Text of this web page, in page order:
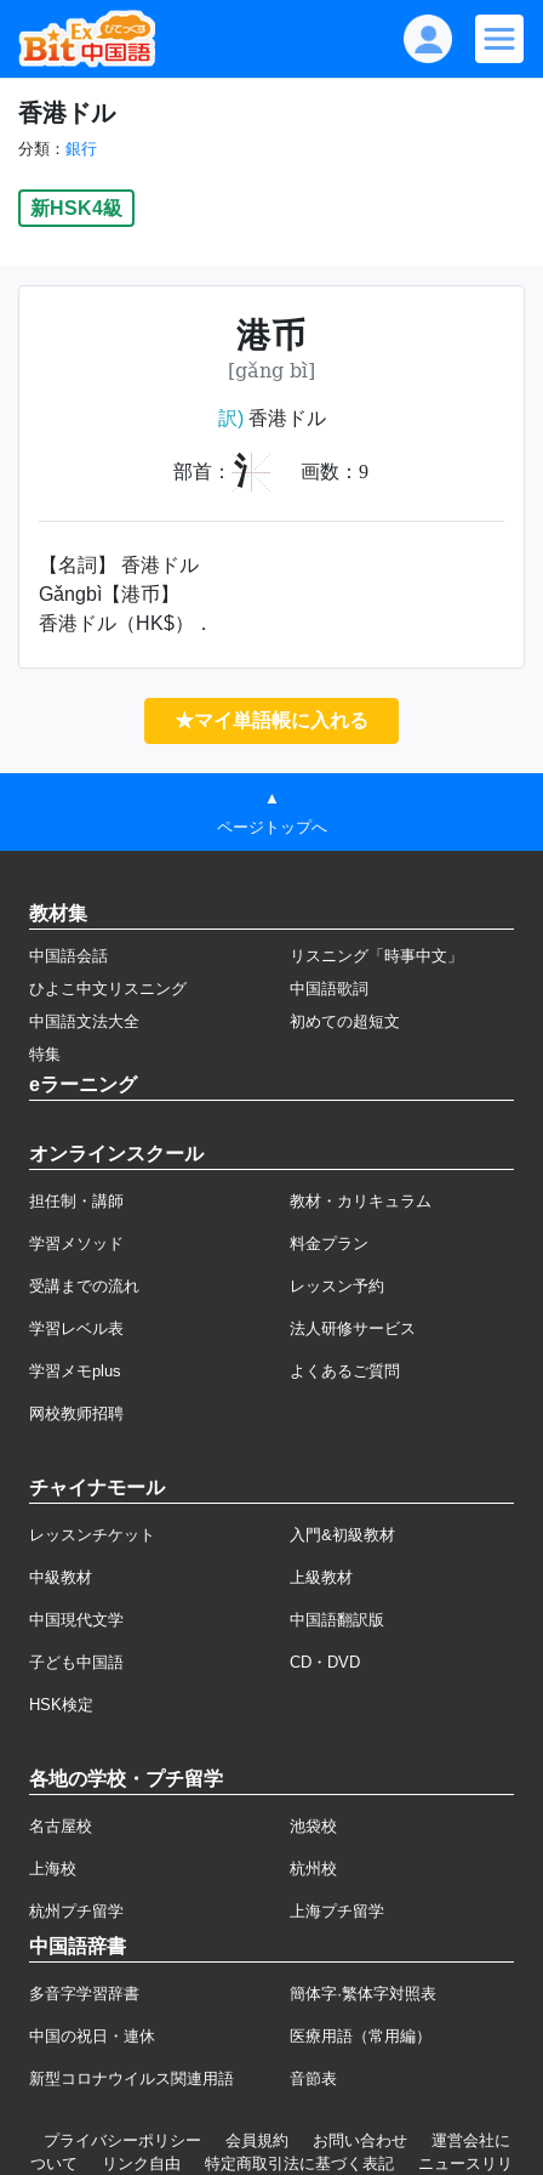
香港ドル
分類： 銀行
新HSK4級
港币
[gǎng bì]
訳)香港ドル
部首： 氵 画数： 9
【名詞】 香港ドル
Gǎngbì【港币】
香港ドル（HK$）．
★マイ単語帳に入れる
▲
ページトップへ
教材集
中国語会話
リスニング「時事中文」
ひよこ中文リスニング
中国語歌詞
中国語文法大全
初めての超短文
特集
eラーニング
オンラインスクール
担任制・講師 教材・カリキュラム
学習メソッド 料金プラン
受講までの流れ レッスン予約
学習レベル表 法人研修サービス
学習メモplus よくあるご質問
网校教师招聘
チャイナモール
レッスンチケット 入門&初級教材
中級教材 上級教材
中国現代文学 中国語翻訳版
子ども中国語 CD・DVD
HSK検定
各地の学校・プチ留学
名古屋校 池袋校
上海校 杭州校
杭州プチ留学 上海プチ留学
中国語辞書
多音字学習辞書 簡体字·繁体字対照表
中国の祝日・連休 医療用語（常用編）
新型コロナウイルス関連用語 音節表
プライバシーポリシー 会員規約 お問い合わせ
運営会社に
ついて
リンク自由 特定商取引法に基づく表記 ニュースリリ